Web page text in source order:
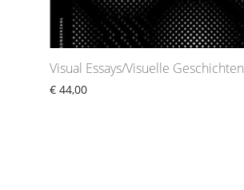
Visual Essays/Visuelle Geschichten
€ 44,00